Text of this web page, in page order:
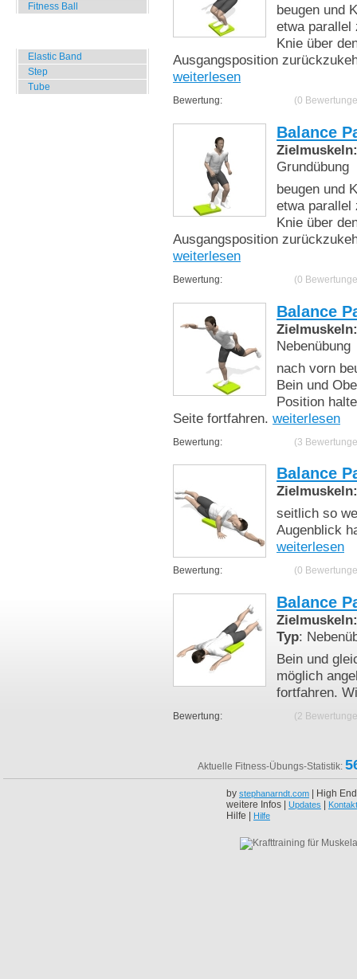
Fitness Ball
Elastic Band
Step
Tube
beugen und
etwa parallel
Knie über
Ausgangsposition
weiterlesen
Bewertung: (0
Balance
Zielmuskeln:
Grundübung
beugen und
etwa parallel
Knie über
Ausgangsposition
weiterlesen
Bewertung: (0
Balance
Zielmuskeln:
Nebenübung
nach vorn
Bein und
Position
Seite fortfahren. weiterlesen
Bewertung: (3
Balance
Zielmuskeln:
seitlich so
Augenblick
weiterlesen
Bewertung: (0
Balance
Zielmuskeln:
Typ:
Bein und
möglich
fortfahren.
Bewertung: (2
Aktuelle Fitness-Übungs-Statistik:
by stephanarndt.com | High
weitere Infos | Updates Kontakt
Hilfe | Hilfe